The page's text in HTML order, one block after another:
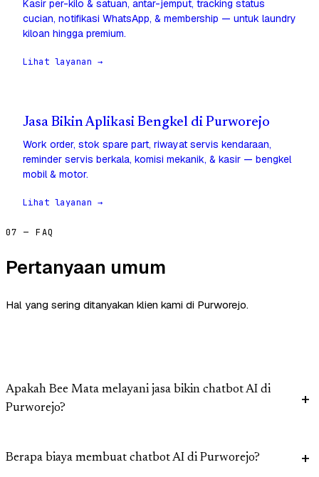
Kasir per-kilo & satuan, antar-jemput, tracking status
cucian, notifikasi WhatsApp, & membership — untuk laundry
kiloan hingga premium.
Lihat layanan →
Jasa Bikin Aplikasi Bengkel di Purworejo
Work order, stok spare part, riwayat servis kendaraan,
reminder servis berkala, komisi mekanik, & kasir — bengkel
mobil & motor.
Lihat layanan →
07 — FAQ
Pertanyaan umum
Hal yang sering ditanyakan klien kami di Purworejo.
Apakah Bee Mata melayani jasa bikin chatbot AI di
Purworejo?
Berapa biaya membuat chatbot AI di Purworejo?